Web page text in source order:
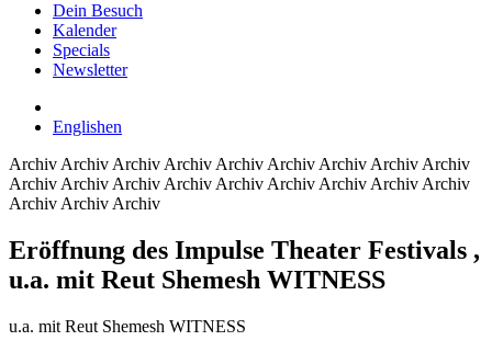
Dein Besuch
Kalender
Specials
Newsletter
Englishen
Archiv Archiv Archiv Archiv Archiv Archiv Archiv Archiv Archiv
Archiv Archiv Archiv Archiv Archiv Archiv Archiv Archiv Archiv
Archiv Archiv Archiv
Eröffnung des Impulse Theater Festivals ,
u.a. mit Reut Shemesh WITNESS
u.a. mit Reut Shemesh WITNESS